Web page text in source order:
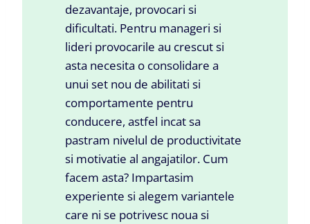
dezavantaje, provocari si
dificultati. Pentru manageri si
lideri provocarile au crescut si
asta necesita o consolidare a
unui set nou de abilitati si
comportamente pentru
conducere, astfel incat sa
pastram nivelul de productivitate
si motivatie al angajatilor. Cum
facem asta? Impartasim
experiente si alegem variantele
care ni se potrivesc noua si